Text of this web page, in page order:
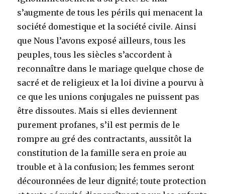
s’augmente de tous les périls qui menacent la
société domestique et la société civile. Ainsi
que Nous l’avons exposé ailleurs, tous les
peuples, tous les siècles s’accordent à
reconnaître dans le mariage quelque chose de
sacré et de religieux et la loi divine a pourvu à
ce que les unions conjugales ne puissent pas
être dissoutes. Mais si elles deviennent
purement profanes, s’il est permis de le
rompre au gré des contractants, aussitôt la
constitution de la famille sera en proie au
trouble et à la confusion; les femmes seront
découronnées de leur dignité; toute protection